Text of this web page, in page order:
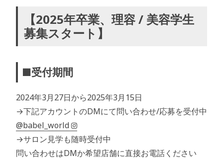
【2025年卒業、理容 / 美容学生
募集スタート】
■受付期間
2024年3月27日から2025年3月15日
→下記アカウントのDMにて問い合わせ/応募を受付中
@babel_world
→サロン見学も随時受付中
問い合わせはDMか希望店舗に直接お電話ください